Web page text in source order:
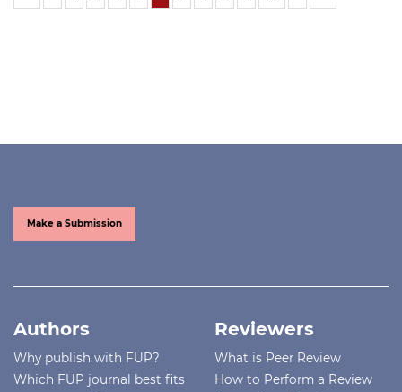
Make a Submission
Authors
Why publish with FUP?
Which FUP journal best fits
Reviewers
What is Peer Review
How to Perform a Review